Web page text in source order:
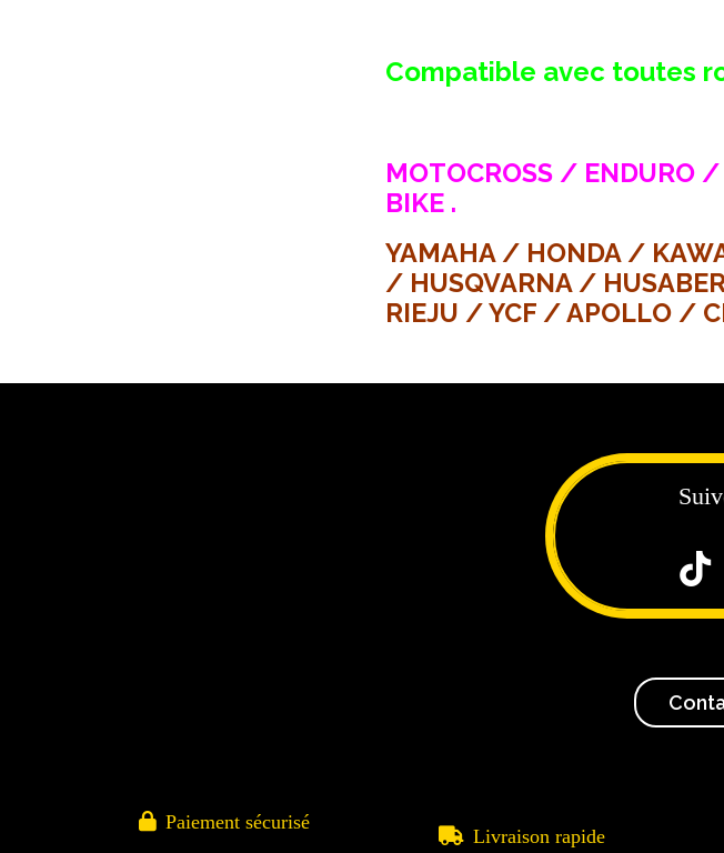
Compatible avec toutes
MOTOCROSS / ENDURO
BIKE .
YAMAHA / HONDA /
/ HUSQVARNA /
RIEJU / YCF / APOLLO /

 Paiement sécurisé
 Livraison rapide